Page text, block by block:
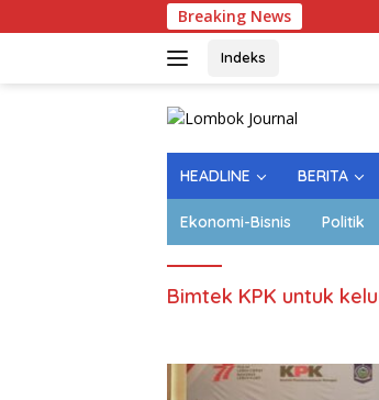
ke
Breaking News
Indeks
HEADLINE BERITA
Ekonomi-Bisnis Politik
Bimtek KPK untuk